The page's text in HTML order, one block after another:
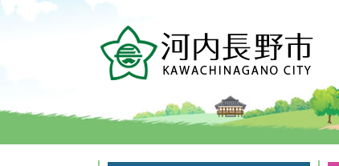
頭
す。
飛
し